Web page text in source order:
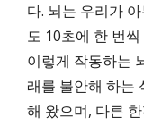
다. 뇌는 우리가
도 10초에 한 번
이렇게 작동하는
래를 불안해 하는
해 왔으며, 다른